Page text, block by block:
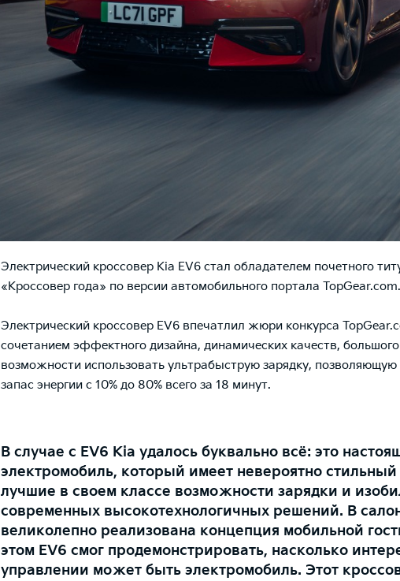
Электрический кроссовер Kia EV6 стал обладателем почетного
«Кроссовер года» по версии автомобильного портала TopGear.com.
Электрический кроссовер EV6 впечатлил жюри конкурса
сочетанием эффектного дизайна, динамических качеств,
возможности использовать ультрабыструю зарядку, позволяющую
запас энергии с 10% до 80% всего за 18 минут.
В случае с EV6 Kia удалось буквально всё: это
электромобиль, который имеет невероятно стильный
лучшие в своем классе возможности зарядки и
современных высокотехнологичных решений. В
великолепно реализована концепция мобильной
этом EV6 смог продемонстрировать, насколько
управлении может быть электромобиль. Этот